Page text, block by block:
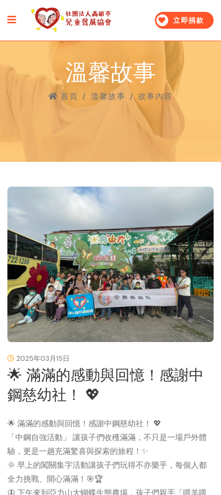
立即捐款
溫馨故事
首頁 / 溫馨故事 / 故事內容
2025年03月15日
🌟 滿滿的感動與回憶！感謝中
鋼慈幼社！ 💖
🌟 滿滿的感動與回憶！感謝中鋼慈幼社！ 💖
「中鋼自強活動」 讓孩子們收穫滿滿，不只是一場戶外體
驗，更是一趟充滿驚喜與探索的旅程！✨
🌞 早上的闖關集字活動讓孩子們玩得不亦樂乎，每個人都
全力挑戰、開心滿滿！🎯🏆
🦋 下午來到亞力山大蝴蝶生態農場，孩子們親手「喂羊喂